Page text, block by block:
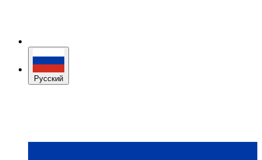
Русский